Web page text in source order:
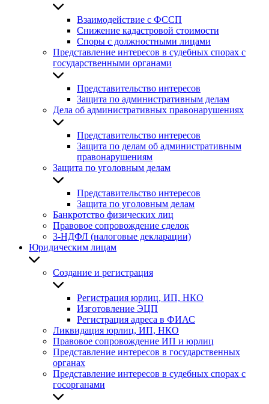
Взаимодействие с ФССП
Снижение кадастровой стоимости
Споры с должностными лицами
Представление интересов в судебных спорах с
государственными органами
Представительство интересов
Защита по административным делам
Дела об административных правонарушениях
Представительство интересов
Защита по делам об административным
правонарушениям
Защита по уголовным делам
Представительство интересов
Защита по уголовным делам
Банкротство физических лиц
Правовое сопровождение сделок
3-НДФЛ (налоговые декларации)
Юридическим лицам
Создание и регистрация
Регистрация юрлиц, ИП, НКО
Изготовление ЭЦП
Регистрация адреса в ФИАС
Ликвидация юрлиц, ИП, НКО
Правовое сопровождение ИП и юрлиц
Представление интересов в государственных
органах
Представление интересов в судебных спорах с
госорганами